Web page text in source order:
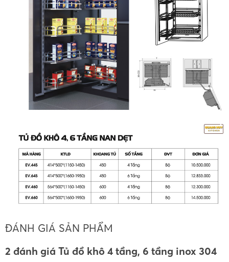
ĐÁNH GIÁ SẢN PHẨM
2 đánh giá Tủ đồ khô 4 tầng, 6 tầng inox 304